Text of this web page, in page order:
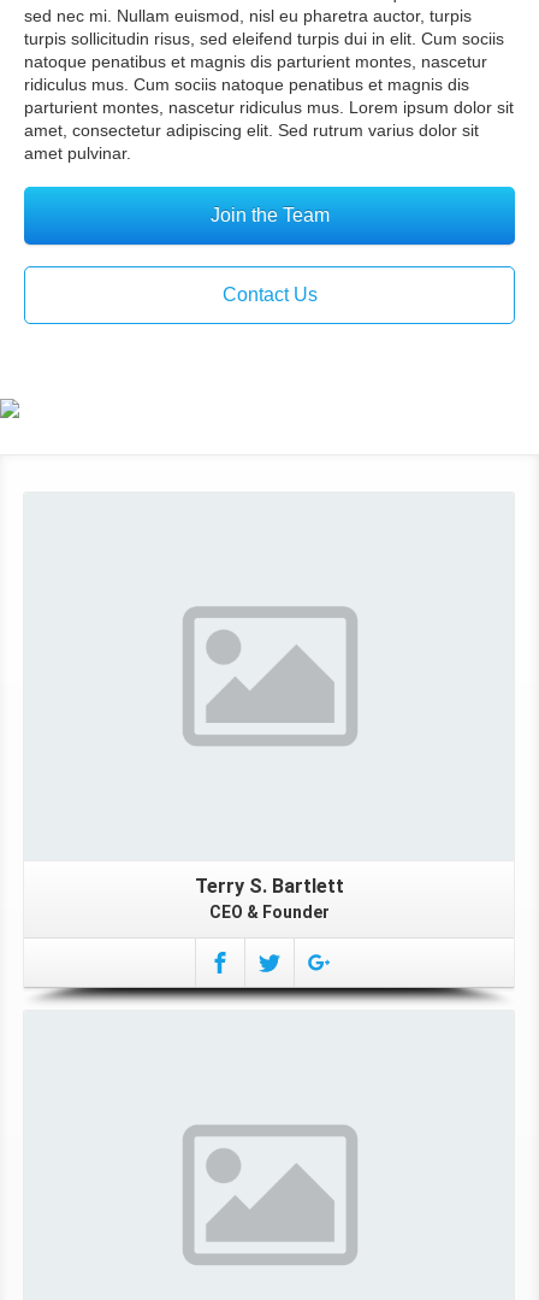
sed nec mi. Nullam euismod, nisl eu pharetra auctor, turpis
turpis sollicitudin risus, sed eleifend turpis dui in elit. Cum sociis
natoque penatibus et magnis dis parturient montes, nascetur
ridiculus mus. Cum sociis natoque penatibus et magnis dis
parturient montes, nascetur ridiculus mus. Lorem ipsum dolor sit
amet, consectetur adipiscing elit. Sed rutrum varius dolor sit
amet pulvinar.
Join the Team
Contact Us
Terry S. Bartlett
CEO & Founder